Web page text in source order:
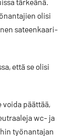
olisi
sateenkaari-
että se olisi
voida päättää,
wc- ja
työnantajan